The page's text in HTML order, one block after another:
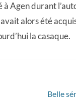
à Agen durant
avait alors été
la casaque.
Belle